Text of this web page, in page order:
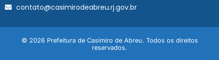
contato@casimirodeabreu.rj.gov.br
© 2026 Prefeitura de Casimiro de Abreu. Todos os direitos
reservados.